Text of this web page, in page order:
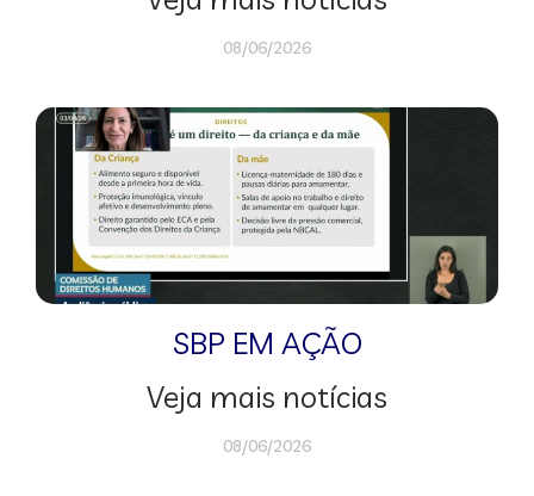
08/06/2026
SBP EM AÇÃO
Veja mais notícias
08/06/2026